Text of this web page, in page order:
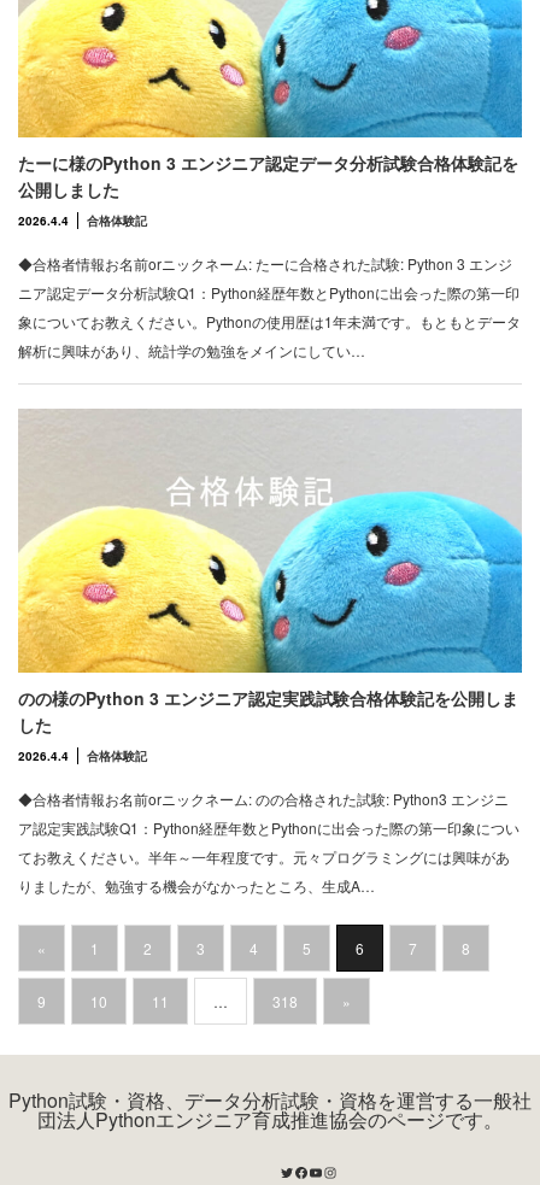
たーに様のPython 3 エンジニア認定データ分析試験合格体験記を
公開しました
2026.4.4 合格体験記
◆合格者情報お名前orニックネーム: たーに合格された試験: Python 3 エンジ
ニア認定データ分析試験Q1：Python経歴年数とPythonに出会った際の第一印
象についてお教えください。Pythonの使用歴は1年未満です。もともとデータ
解析に興味があり、統計学の勉強をメインにしてい…
のの様のPython 3 エンジニア認定実践試験合格体験記を公開しま
した
2026.4.4 合格体験記
◆合格者情報お名前orニックネーム: のの合格された試験: Python3 エンジニ
ア認定実践試験Q1：Python経歴年数とPythonに出会った際の第一印象につい
てお教えください。半年～一年程度です。元々プログラミングには興味があ
りましたが、勉強する機会がなかったところ、生成A…
« 1 2 3 4 5 6 7 8
9 10 11 … 318 »
Python試験・資格、データ分析試験・資格を運営する一般社
団法人Pythonエンジニア育成推進協会のページです。
Twitter
Facebook
YouTube
Instagram